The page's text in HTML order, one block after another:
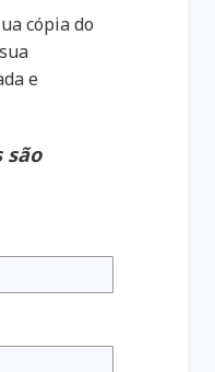
cópia do
e
são